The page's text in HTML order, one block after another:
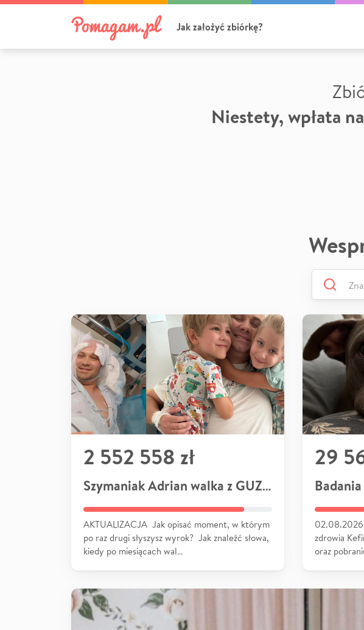
Jak założyć zbiórkę?
Niestety, wpłata
2 552 558 zł
Szymaniak Adrian walka z GUZEM
AKTUALIZACJA Jak opisać moment, w którym
po raz drugi słyszysz wyrok? Jak znaleźć słowa,
kiedy po miesiącach wal…
29
02.08.2026
zdrowia
oraz